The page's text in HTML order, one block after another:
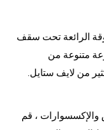
الرائعة تحت سقف
متنوعة من
من لايف ستايل.
، قم